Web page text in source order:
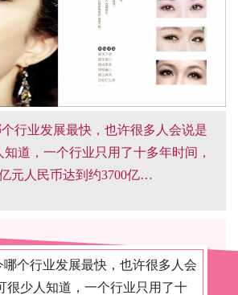
行业发展最快，也许很多人会说是
道，一个行业只用了十多年时间，
元人民币达到约3700亿…
哪个行业发展最快，也许很多人会
很少人知道，一个行业只用了十